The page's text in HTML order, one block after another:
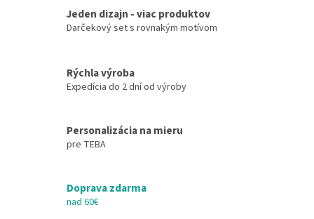
á
d
e
p
k
Jeden dizajn - viac produktov
Darčekový set s rovnakým motívom
Rýchla výroba
Expedícia do 2 dní od výroby
Personalizácia na mieru
pre TEBA
Doprava zdarma
nad 60€